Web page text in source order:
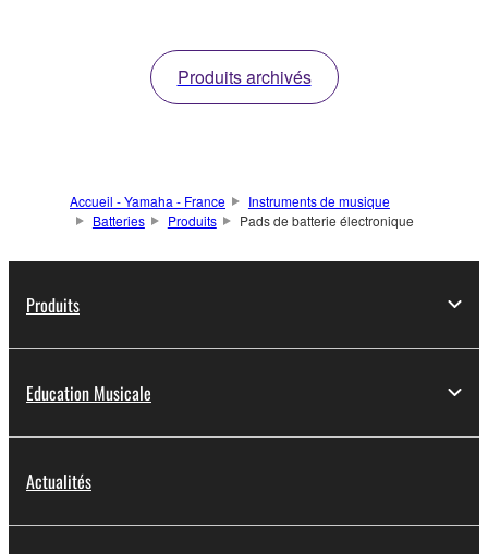
Produits archivés
Accueil - Yamaha - France
Instruments de musique
Batteries
Produits Pads de batterie électronique
Produits
Education Musicale
Actualités